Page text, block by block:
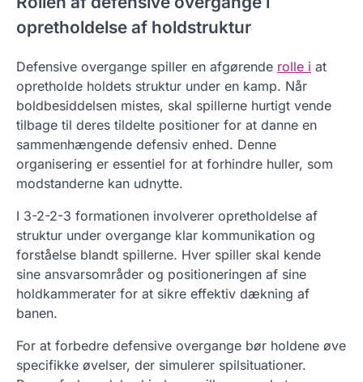
opretholdelse af holdstruktur
Defensive overgange spiller en afgørende rolle i at
opretholde holdets struktur under en kamp. Når
boldbesiddelsen mistes, skal spillerne hurtigt vende
tilbage til deres tildelte positioner for at danne en
sammenhængende defensiv enhed. Denne
organisering er essentiel for at forhindre huller, som
modstanderne kan udnytte.
I 3-2-2-3 formationen involverer opretholdelse af
struktur under overgange klar kommunikation og
forståelse blandt spillerne. Hver spiller skal kende
sine ansvarsområder og positioneringen af sine
holdkammerater for at sikre effektiv dækning af
banen.
For at forbedre defensive overgange bør holdene øve
specifikke øvelser, der simulerer spilsituationer.